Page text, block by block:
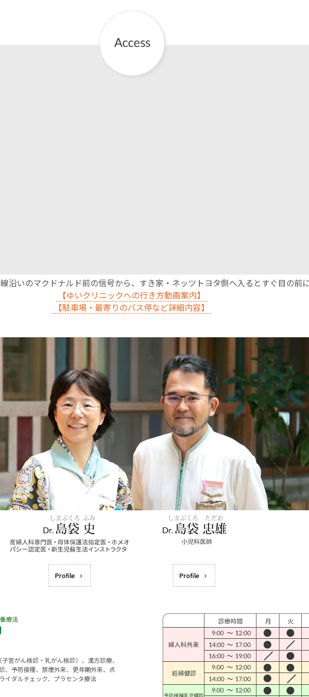
沿いのマクドナルド前の信号から、すき家・ネッツトヨタ側へ入るとすぐ目の前に
【ゆいクリニックへの行き方動画案内】
【駐車場・最寄りのバス停など詳細内容】
Profile Profile
宮がん検診・乳がん検診）、漢方診療、
、予防接種、禁煙外来、更年期外来、点
イダルチェック、プラセンタ療法